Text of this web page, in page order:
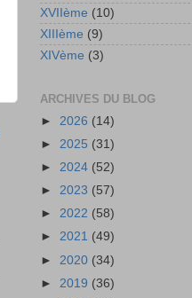
XVIIème (10)
XIIIème (9)
XIVème (3)
ARCHIVES DU BLOG
► 2026 (14)
► 2025 (31)
► 2024 (52)
► 2023 (57)
► 2022 (58)
► 2021 (49)
► 2020 (34)
► 2019 (36)